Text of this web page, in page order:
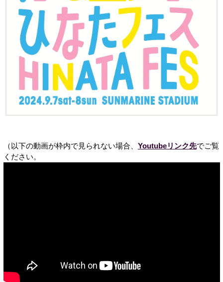
（以下の動画が枠内で見られない場合、 Youtubeリンク先でご覧
ください。